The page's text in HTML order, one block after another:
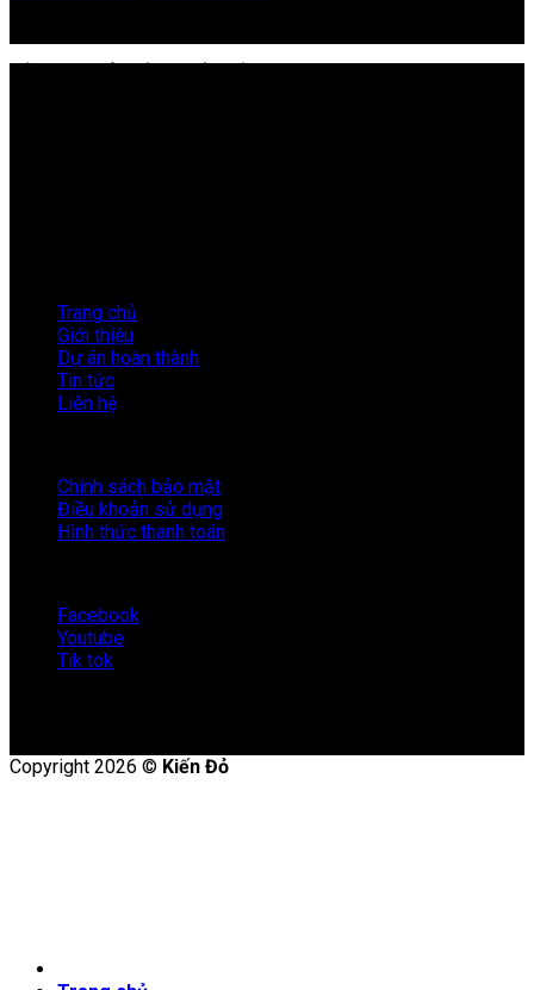
Trang chủ
Giới thiệu
Dự án hoàn thành
Tin tức
Liên hệ
Chính sách bảo mật
Điều khoản sử dụng
Hình thức thanh toán
Facebook
Youtube
Tik tok
Copyright 2026 © Kiến Đỏ